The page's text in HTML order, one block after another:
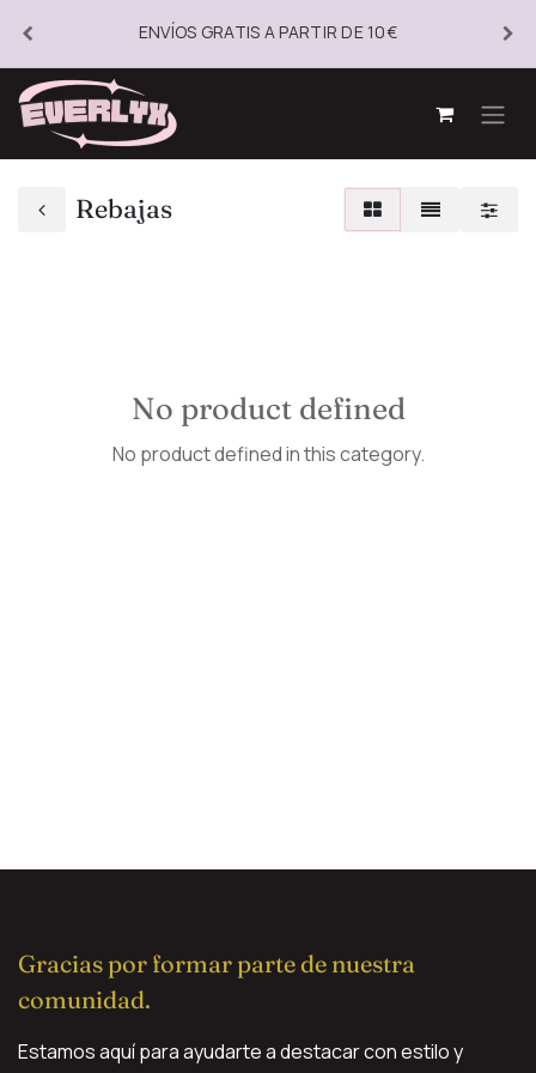
ENVÍOS GRATIS A PARTIR DE 10€
Rebajas
No product defined
No product defined in this category.
​Gracias por formar parte de nuestra
comunidad.
​Estamos aquí para ayudarte a destacar con estilo y